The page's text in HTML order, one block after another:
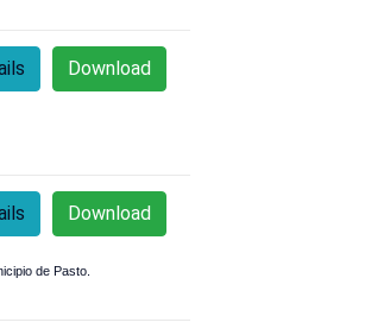
Download
Download
de Pasto.